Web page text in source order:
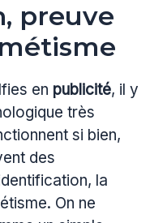
preuve
en publicité, il y
très
si bien,
des
la
On ne